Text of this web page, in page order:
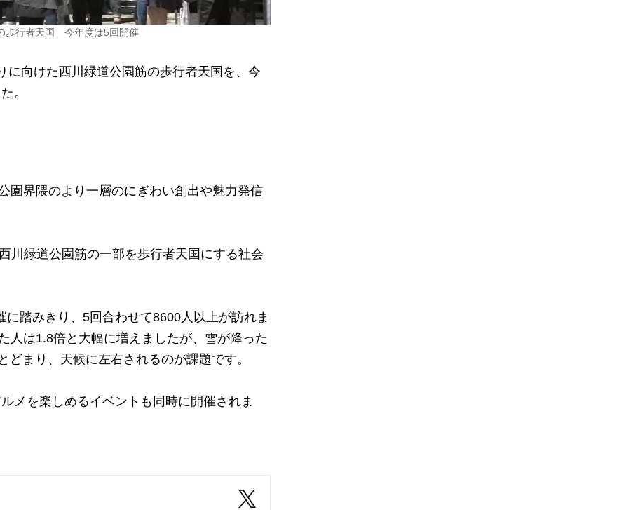
歩行者天国 今年度は5回開催
向けた西川緑道公園筋の歩行者天国を、今
。
園界隈のより一層のにぎわい創出や魅力発信
川緑道公園筋の一部を歩行者天国にする社会
踏みきり、5回合わせて8600人以上が訪れま
は1.8倍と大幅に増えましたが、雪が降った
まり、天候に左右されるのが課題です。
メを楽しめるイベントも同時に開催されま